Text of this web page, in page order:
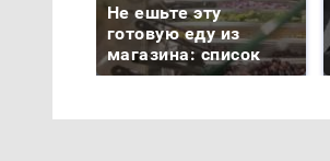
Не ешьте эту
готовую еду из
магазина: список